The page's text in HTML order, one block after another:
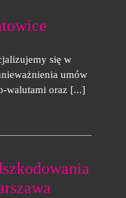
się w
umów
walutami oraz [...]